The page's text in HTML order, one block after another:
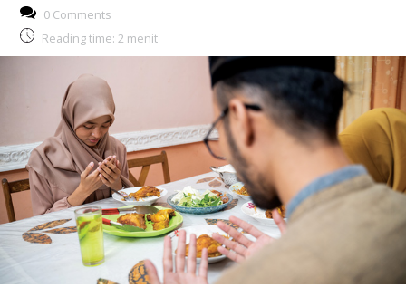
0 Comments
Reading time: 2 menit